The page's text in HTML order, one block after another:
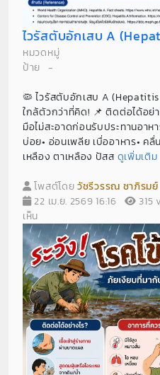
ไวรัสตับอักเสบ A
หมวดหมู่
ป้าย-
🦠 ไวรัสตับอักเสบ A
ใกล้ตัวกว่าที่คิด! 📌 ติดต่อได้อย่า
มือไม่สะอาดก่อนรับประทานอา
บ่อย• อ่อนเพลีย เบื่ออาหาร• คลื่
เหลือง ตาเหลือง ปัสส ดูเพิ่มเติม
โพสต์โดยวัชรีวรรณ ชาภิรมย์
22 เม.ย. 2569 16:16
315
เห็น